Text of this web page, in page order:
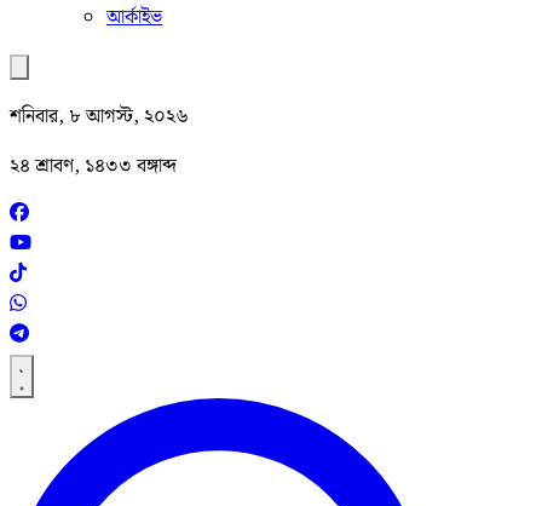
আর্কাইভ
শনিবার, ৮ আগস্ট, ২০২৬
২৪ শ্রাবণ, ১৪৩৩ বঙ্গাব্দ